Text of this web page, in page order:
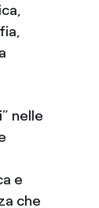
nelle
e
che